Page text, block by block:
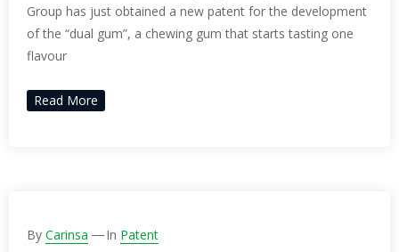
Group has just obtained a new patent for the development
of the “dual gum”, a chewing gum that starts tasting one
flavour
Read More
By Carinsa In Patent